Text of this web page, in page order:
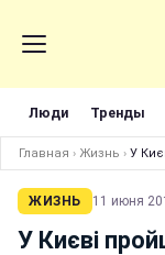
Люди Тренды
Главная › Жизнь › У
ЖИЗНЬ 11 июня
У Києві